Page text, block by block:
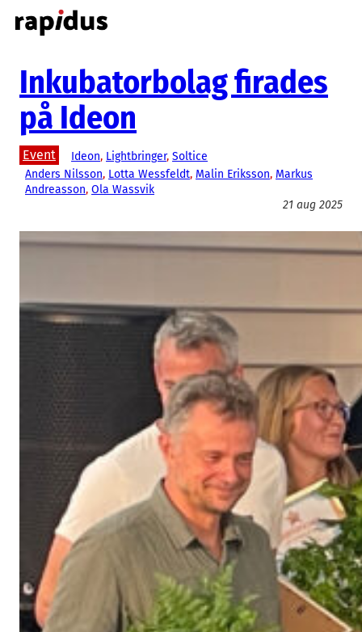
Hoppa
till
Inkubatorbolag firades
på Ideon
Event Ideon, Lightbringer, Soltice
Anders Nilsson, Lotta Wessfeldt, Malin Eriksson, Markus
Andreasson, Ola Wassvik
21 aug 2025